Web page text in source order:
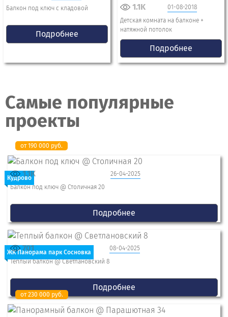
Балкон под ключ с кладовой
Подробнее
01-08-2018
1.1K
Детская комната на балконе +
натяжной потолок
Подробнее
Самые популярные
проекты
Кудрово
от 190 000 руб.
26-04-2025
1.1K
Балкон под ключ @ Столичная 20
Подробнее
ЖК Панорама парк Сосновка
08-04-2025
701
Теплый балкон @ Светлановский 8
Подробнее
от 230 000 руб.